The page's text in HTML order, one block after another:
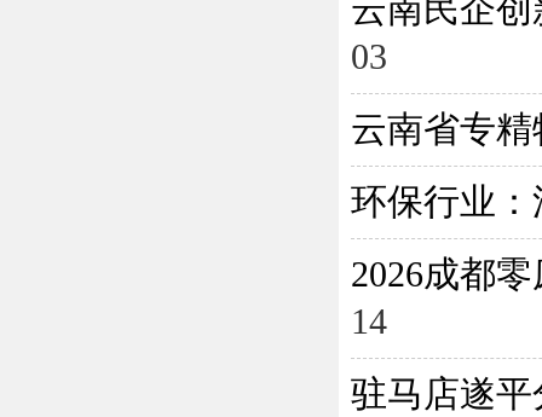
云南民企
03
云南省专
环保行业
2026成都
14
驻马店遂平